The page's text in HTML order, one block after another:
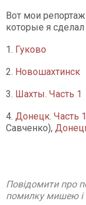
Вот мои
которые я сделал
1. Гуково
2. Новошахтинск
3. Шахты. Часть 1
4. Донецк. Часть 1
Савченко),
Повідомити про
помилку мишею і